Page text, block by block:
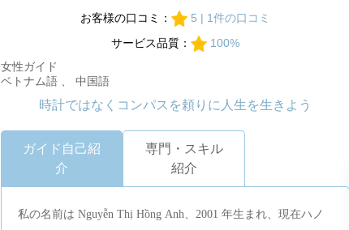
お客様の口コミ：
5 | 1件の口コミ
サービス品質：
100%
女性ガイド
ベトナム語 、 中国語
時計ではなくコンパスを頼りに人生を生きよう
ガイド自己紹
介
専門・スキル
紹介
私の名前は Ng​​uyễn Thị Hồng Anh、2001 年生まれ、現在ハノ